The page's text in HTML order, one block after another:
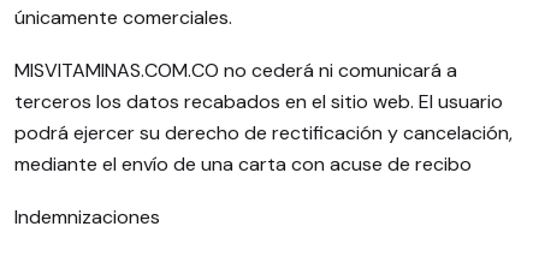
únicamente comerciales.
MISVITAMINAS.COM.CO no cederá ni comunicará a
terceros los datos recabados en el sitio web. El usuario
podrá ejercer su derecho de rectificación y cancelación,
mediante el envío de una carta con acuse de recibo
Indemnizaciones